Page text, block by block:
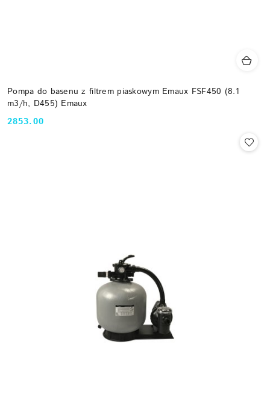
Pompa do basenu z filtrem piaskowym Emaux FSF450 (8.1
m3/h, D455) Emaux
Cena:
2853.00